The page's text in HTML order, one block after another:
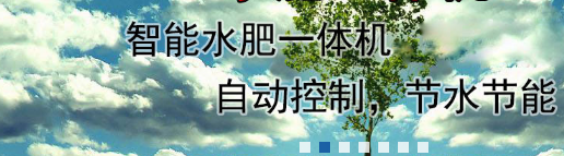
陕西省施肥设备
陕西省阀门及配套设备
1 2 4 5 6 7